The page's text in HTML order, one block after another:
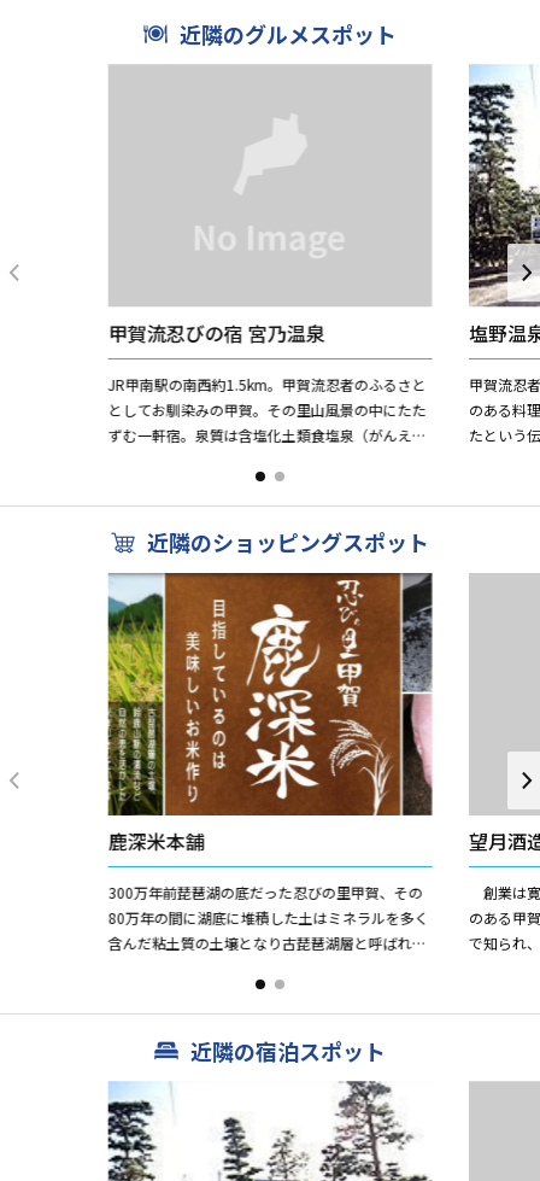
近隣のグルメスポット
甲賀流忍びの宿 宮乃温泉
JR甲南駅の南西約1.5km。甲賀流忍者のふるさと
としてお馴染みの甲賀。その里山風景の中にたた
ずむ一軒宿。泉質は含塩化土類食塩泉（がんえん
塩野温
甲賀流忍
のある料
たという
近隣のショッピングスポット
鹿深米本舗
300万年前琵琶湖の底だった忍びの里甲賀、その
80万年の間に湖底に堆積した土はミネラルを多く
含んだ粘土質の土壌となり古琵琶湖層と呼ばれて
望月酒
創業は
のある甲
で知られ
近隣の宿泊スポット